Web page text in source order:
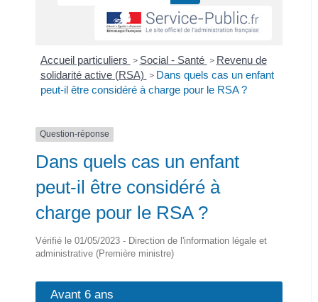
Accueil particuliers > Social - Santé > Revenu de
solidarité active (RSA) > Dans quels cas un enfant
peut-il être considéré à charge pour le RSA ?
Question-réponse
Dans quels cas un enfant
peut-il être considéré à
charge pour le RSA ?
Vérifié le 01/05/2023 - Direction de l'information légale et
administrative (Première ministre)
Avant 6 ans